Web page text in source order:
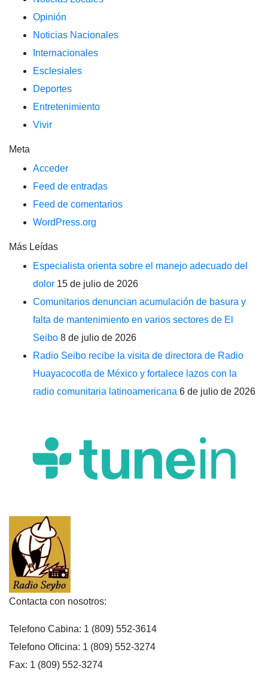
Opinión
Noticias Nacionales
Internacionales
Esclesiales
Deportes
Entretenimiento
Vivir
Meta
Acceder
Feed de entradas
Feed de comentarios
WordPress.org
Más Leídas
Especialista orienta sobre el manejo adecuado del
dolor 15 de julio de 2026
Comunitarios denuncian acumulación de basura y
falta de mantenimiento en varios sectores de El
Seibo 8 de julio de 2026
Radio Seibo recibe la visita de directora de Radio
Huayacocotla de México y fortalece lazos con la
radio comunitaria latinoamericana 6 de julio de 2026
Contacta con nosotros:
Telefono Cabina: 1 (809) 552-3614
Telefono Oficina: 1 (809) 552-3274
Fax: 1 (809) 552-3274